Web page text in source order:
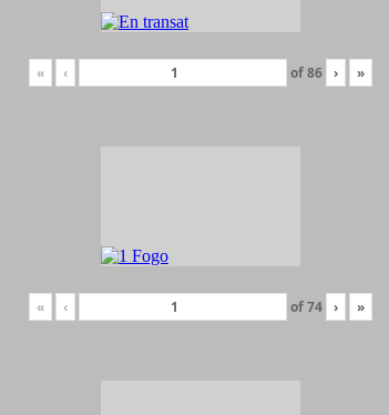
« ‹ of86 › »
« ‹ of74 › »